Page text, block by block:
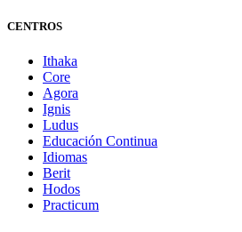
CENTROS
Ithaka
Core
Agora
Ignis
Ludus
Educación Continua
Idiomas
Berit
Hodos
Practicum